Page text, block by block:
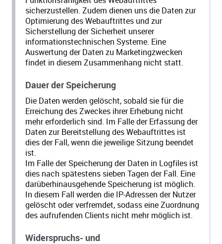
sicherzustellen. Zudem dienen uns die Daten zur
Optimierung des Webauftrittes und zur
Sicherstellung der Sicherheit unserer
informationstechnischen Systeme. Eine
Auswertung der Daten zu Marketingzwecken
findet in diesem Zusammenhang nicht statt.
Dauer der Speicherung
Die Daten werden gelöscht, sobald sie für die
Erreichung des Zweckes ihrer Erhebung nicht
mehr erforderlich sind. Im Falle der Erfassung der
Daten zur Bereitstellung des Webauftrittes ist
dies der Fall, wenn die jeweilige Sitzung beendet
ist.
Im Falle der Speicherung der Daten in Logfiles ist
dies nach spätestens sieben Tagen der Fall. Eine
darüberhinausgehende Speicherung ist möglich.
In diesem Fall werden die IP-Adressen der Nutzer
gelöscht oder verfremdet, sodass eine Zuordnung
des aufrufenden Clients nicht mehr möglich ist.
Widerspruchs- und